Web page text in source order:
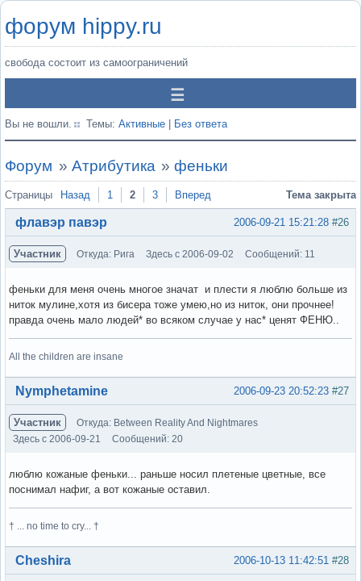
форум hippy.ru
свобода состоит из самоограничений
Вы не вошли. Темы: Активные Без ответа
Форум » Атрибутика »феньки
Страницы Назад 1 2 3 Вперед Тема закрыта
#26
2006-09-21 15:21:28
флавэр павэр
Участник Откуда: Рига Здесь с 2006-09-02 Сообщений: 11
феньки для меня очень многое значат и плести я люблю больше из
ниток мулине,хотя из бисера тоже умею,но из ниток, они прочнее!
правда очень мало людей* во всяком случае у нас* ценят ФЕНЮ..
All the children are insane
Вне форума #27
2006-09-23 20:52:23
Nymphetamine
Участник
Откуда: Between Reality And Nightmares
Здесь с 2006-09-21
Сообщений: 20
люблю кожаные феньки... раньше носил плетеные цветные, все
поснимал нафиг, а вот кожаные оставил.
† ... no time to cry... †
Вне форума #28
2006-10-13 11:42:51
Cheshira